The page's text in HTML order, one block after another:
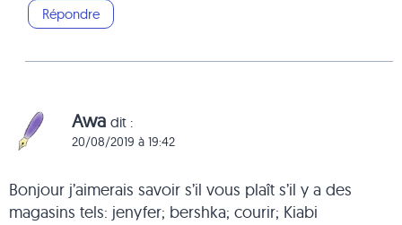
Répondre
Awa dit :
20/08/2019 à 19:42
Bonjour j’aimerais savoir s’il vous plaît s’il y a des
magasins tels: jenyfer; bershka; courir; Kiabi